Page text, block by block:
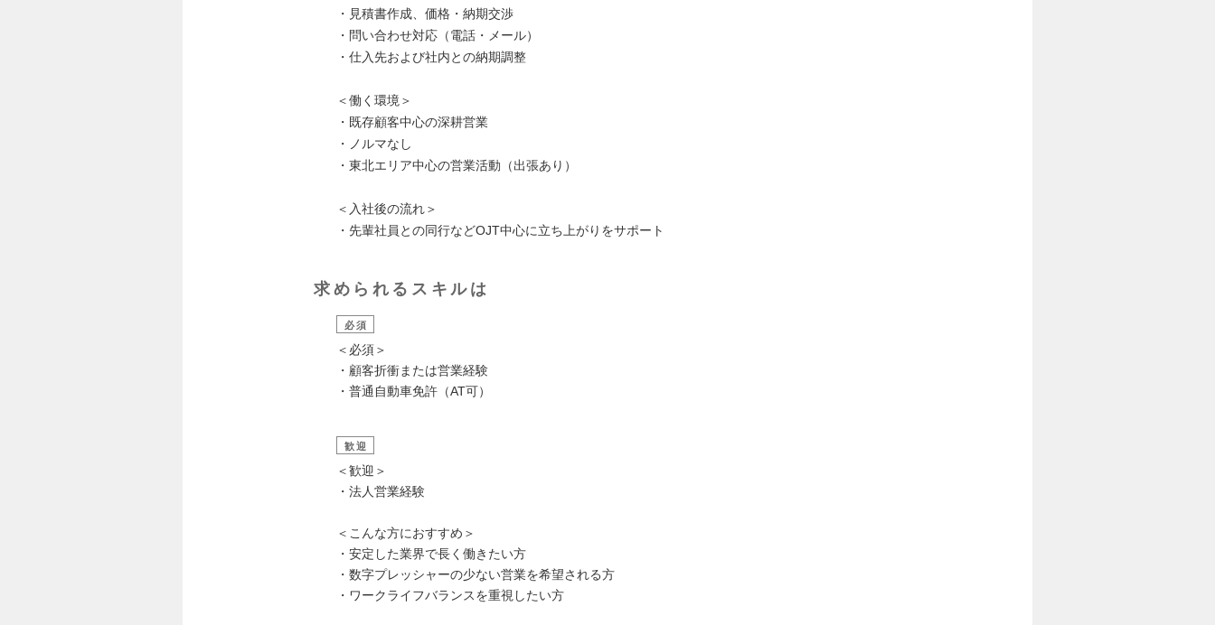
・見積書作成、価格・納期交渉
・問い合わせ対応（電話・メール）
・仕入先および社内との納期調整
＜働く環境＞
・既存顧客中心の深耕営業
・ノルマなし
・東北エリア中心の営業活動（出張あり）
＜入社後の流れ＞
・先輩社員との同行などOJT中心に立ち上がりをサポート
求められるスキルは
必須
＜必須＞
・顧客折衝または営業経験
・普通自動車免許（AT可）
歓迎
＜歓迎＞
・法人営業経験
＜こんな方におすすめ＞
・安定した業界で長く働きたい方
・数字プレッシャーの少ない営業を希望される方
・ワークライフバランスを重視したい方